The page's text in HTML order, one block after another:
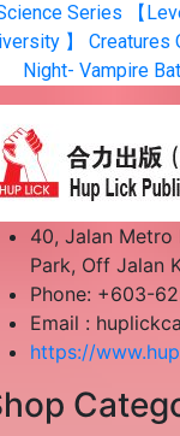
Series 【
】 Creatures
Night- Vampire
40, Jalan Metro
Park, Off Jalan
Phone: +603-
Email :
https://